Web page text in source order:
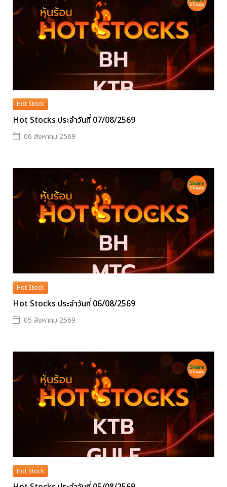
Hot Stock
Hot Stocks ประจำวันที่ 07/08/2569
06 สิงหาคม 2569
Hot Stock
Hot Stocks ประจำวันที่ 06/08/2569
05 สิงหาคม 2569
Hot Stock